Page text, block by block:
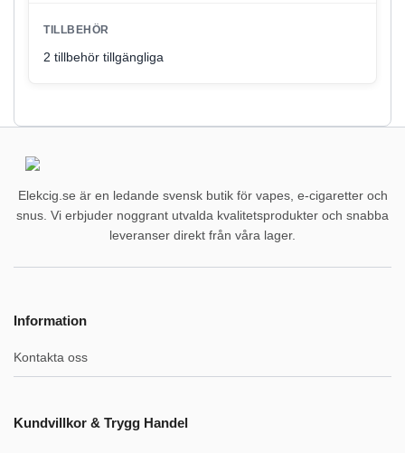
TILLBEHÖR
2 tillbehör tillgängliga
Elekcig.se är en ledande svensk butik för vapes, e-cigaretter och
snus. Vi erbjuder noggrant utvalda kvalitetsprodukter och snabba
leveranser direkt från våra lager.
Information
Kontakta oss
Kundvillkor & Trygg Handel